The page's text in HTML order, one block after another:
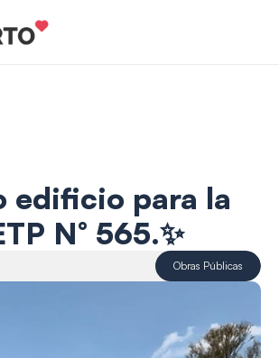
edificio para la
N° 565.✨
Obras Públicas